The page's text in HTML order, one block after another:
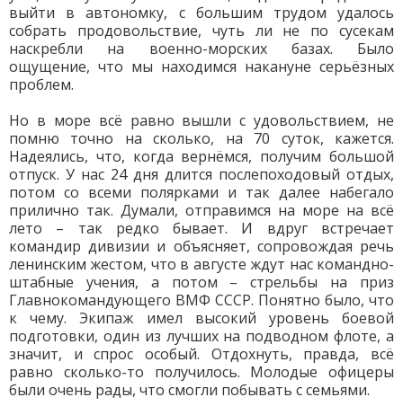
выйти в автономку, с большим трудом удалось
собрать продовольствие, чуть ли не по сусекам
наскребли на военно-морских базах. Было
ощущение, что мы находимся накануне серьёзных
проблем.
Но в море всё равно вышли с удовольствием, не
помню точно на сколько, на 70 суток, кажется.
Надеялись, что, когда вернёмся, получим большой
отпуск. У нас 24 дня длится послепоходовый отдых,
потом со всеми полярками и так далее набегало
прилично так. Думали, отправимся на море на всё
лето – так редко бывает. И вдруг встречает
командир дивизии и объясняет, сопровождая речь
ленинским жестом, что в августе ждут нас командно-
штабные учения, а потом – стрельбы на приз
Главнокомандующего ВМФ СССР. Понятно было, что
к чему. Экипаж имел высокий уровень боевой
подготовки, один из лучших на подводном флоте, а
значит, и спрос особый. Отдохнуть, правда, всё
равно сколько-то получилось. Молодые офицеры
были очень рады, что смогли побывать с семьями.